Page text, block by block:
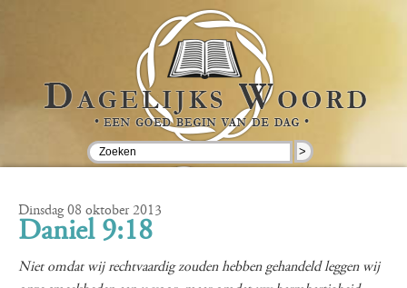
>
Dinsdag 08 oktober 2013
Daniel 9:18
Niet omdat wij rechtvaardig zouden hebben gehandeld leggen wij